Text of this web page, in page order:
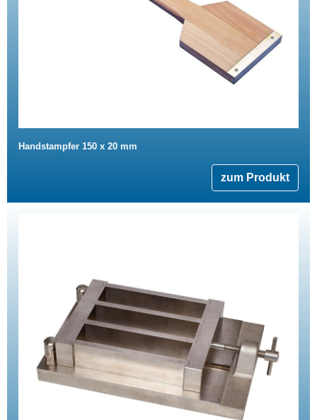
Handstampfer 150 x 20 mm
zum Produkt